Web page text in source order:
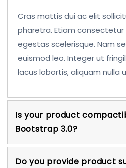
Cras mattis dui ac elit
pharetra. Etiam consectetur
egestas scelerisque. Nam
euismod leo. Integer ut
lacus lobortis, aliquam nulla
Is your product
Bootstrap 3.0?
Do you provide product